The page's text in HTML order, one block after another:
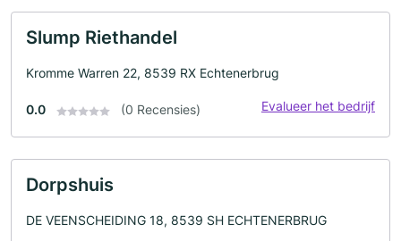
Slump Riethandel
Kromme Warren 22, 8539 RX Echtenerbrug
0.0 (0 Recensies) Evalueer het bedrijf
Dorpshuis
DE VEENSCHEIDING 18, 8539 SH ECHTENERBRUG